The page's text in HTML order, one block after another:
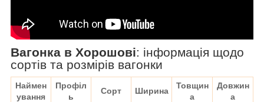
Вагонка в Хорошові: інформація щодо
сортів та розмірів вагонки
Наймен
ування
Профіл
ь
Сорт Ширина
Товщин
а
Довжин
а